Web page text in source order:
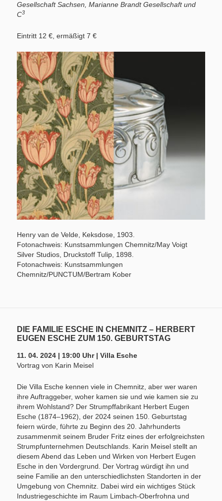
Gesellschaft Sachsen, Marianne Brandt Gesellschaft und
C3
Eintritt 12 €, ermäßigt 7 €
Henry van de Velde, Keksdose, 1903.
Fotonachweis: Kunstsammlungen Chemnitz/May Voigt
Silver Studios, Druckstoff Tulip, 1898.
Fotonachweis: Kunstsammlungen
Chemnitz/PUNCTUM/Bertram Kober
DIE FAMILIE ESCHE IN CHEMNITZ – HERBERT
EUGEN ESCHE ZUM 150. GEBURTSTAG
11. 04. 2024 | 19:00 Uhr | Villa Esche
Vortrag von Karin Meisel
Die Villa Esche kennen viele in Chemnitz, aber wer waren
ihre Auftraggeber, woher kamen sie und wie kamen sie zu
ihrem Wohlstand? Der Strumpffabrikant Herbert Eugen
Esche (1874–1962), der 2024 seinen 150. Geburtstag
feiern würde, führte zu Beginn des 20. Jahrhunderts
zusammenmit seinem Bruder Fritz eines der erfolgreichsten
Strumpfunternehmen Deutschlands. Karin Meisel stellt an
diesem Abend das Leben und Wirken von Herbert Eugen
Esche in den Vordergrund. Der Vortrag würdigt ihn und
seine Familie an den unterschiedlichsten Standorten in der
Umgebung von Chemnitz. Dabei wird ein wichtiges Stück
Industriegeschichte im Raum Limbach-Oberfrohna und